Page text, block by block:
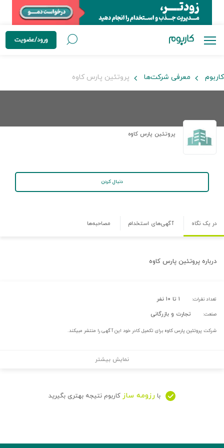
ورود/عضویت
کاربوم معرفی شرکت‌ها پروتئین پارس کاوه
پروتئین پارس کاوه
دنبال کردن
در یک نگاه آگهی‌های استخدام مصاحبه‌ها
درباره پروتئین پارس کاوه
تعداد نفرات: ۱ تا ۱۰ نفر
صنعت: تجارت و بازرگانی
شرکت پروتئین پارس کاوه برای تکمیل کادر خود این آگهی را منتشر مبیکند.
نمایش بیشتر
با رزومه ساز کاربوم نتیجه بهتری بگیرید